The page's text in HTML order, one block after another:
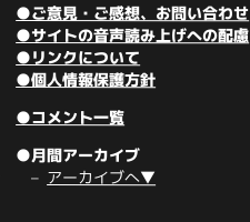
●ご意見・ご感想、お問い合わせ
●サイトの音声読み上げへの配慮
●リンクについて
●個人情報保護方針
●コメント一覧
●月間アーカイブ
アーカイブへ▼